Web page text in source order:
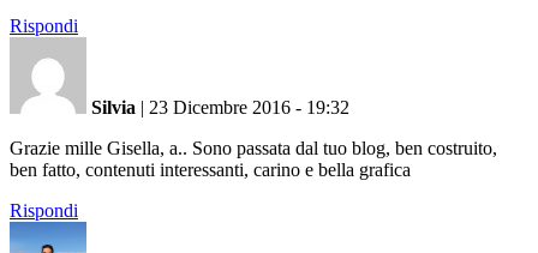
Rispondi
Silvia | 23 Dicembre 2016 - 19:32
Grazie mille Gisella, a.. Sono passata dal tuo blog, ben costruito,
ben fatto, contenuti interessanti, carino e bella grafica
Rispondi